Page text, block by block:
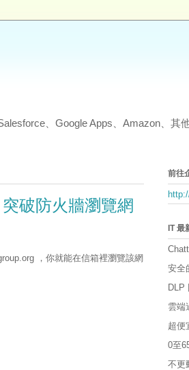
、Google Apps、Amazon、其
破防火牆瀏覽網
，你就能在信箱裡瀏覽該網
前往
IT 最
安全
DLP
雲端
超便
0至
不更